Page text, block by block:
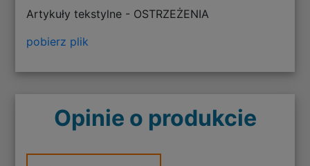
Artykuły tekstylne - OSTRZEŻENIA
pobierz plik
Opinie o produkcie